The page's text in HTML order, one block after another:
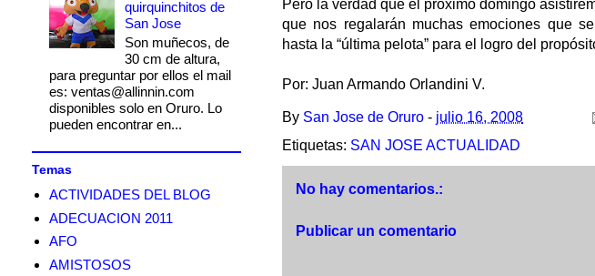
Pero la verdad que el próximo domingo
que nos regalarán muchas emociones que
hasta la “última pelota” para el logro del
Por: Juan Armando Orlandini V.
By San Jose de Oruro - julio 16, 2008
Etiquetas: SAN JOSE ACTUALIDAD
No hay comentarios.:
Publicar un comentario
quirquinchitos de
San Jose
Son muñecos, de
30 cm de altura,
para preguntar por ellos el mail
es: ventas@allinnin.com
disponibles solo en Oruro. Lo
pueden encontrar en...
Temas
ACTIVIDADES DEL BLOG
ADECUACION 2011
AFO
AMISTOSOS